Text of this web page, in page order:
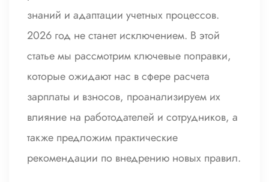
знаний и адаптации учетных процессов.
2026 год не станет исключением. В этой
статье мы рассмотрим ключевые поправки,
которые ожидают нас в сфере расчета
зарплаты и взносов, проанализируем их
влияние на работодателей и сотрудников, а
также предложим практические
рекомендации по внедрению новых правил.